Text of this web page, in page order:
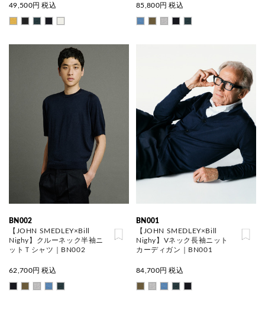
49,500円 税込 85,800円 税込
BN002
【JOHN SMEDLEY×Bill
Nighy】クルーネック半袖ニ
ットＴシャツ｜BN002
62,700円 税込
BN001
【JOHN SMEDLEY×Bill
Nighy】Vネック長袖ニット
カーディガン｜BN001
84,700円 税込